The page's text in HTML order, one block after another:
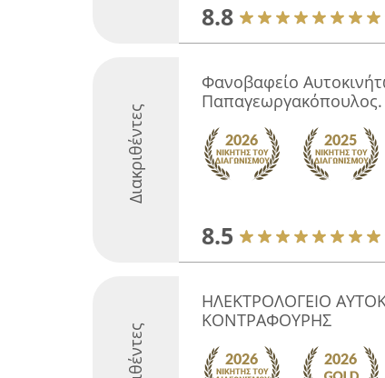
8.8
Διακριθέντες
Φανοβαφείο
Παπαγεωργακόπουλος.
8.5
ΗΛΕΚΤΡΟΛΟΓΕΙΟ
ΚΟΝΤΡΑΦΟΥΡΗΣ